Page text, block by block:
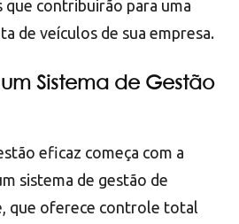
que contribuirão para uma
de veículos de sua empresa.
Sistema de Gestão
eficaz começa com a
sistema de gestão de
que oferece controle total